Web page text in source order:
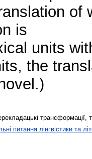
of
is
units
the
питання лінгвістики та